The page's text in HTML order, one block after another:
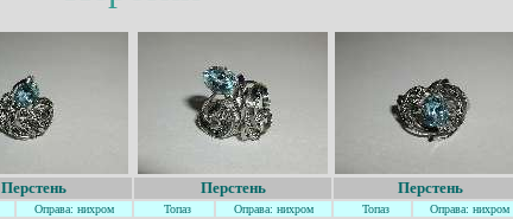
Перстень Перстень Перстень
Оправа: нихром Топаз Оправа: нихром Топаз
Оправа: нихром